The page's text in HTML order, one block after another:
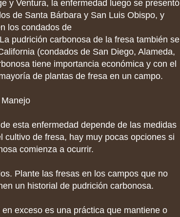
y Ventura, la enfermedad luego se presentó
de Santa Bárbara y San Luis Obispo, y
los condados de
pudrición carbonosa de la fresa también se
(condados de San Diego, Alameda,
tiene importancia económica y con el
de plantas de fresa en un campo.
Manejo
esta enfermedad depende de las medidas
cultivo de fresa, hay muy pocas opciones si
comienza a ocurrir.
Plante las fresas en los campos que no
un historial de pudrición carbonosa.
exceso es una práctica que mantiene o